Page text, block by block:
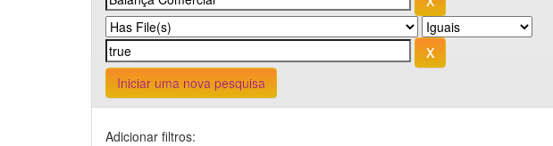
Iniciar uma nova pesquisa
Adicionar filtros: